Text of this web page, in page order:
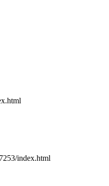
index.html